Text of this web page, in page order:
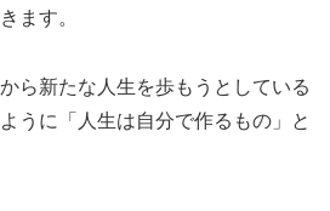
ます。
ら新たな人生を歩もうとしている
うに
「人生は自分で作るもの」
と